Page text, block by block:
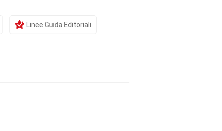
Linee Guida Editoriali